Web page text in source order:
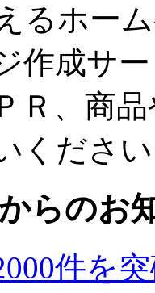
るホー
作成サ
Ｒ、商
くださ
らのお
件を